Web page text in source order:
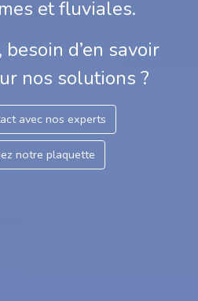
et fluviales.
d’en savoir
nos solutions ?
avec nos experts
notre plaquette